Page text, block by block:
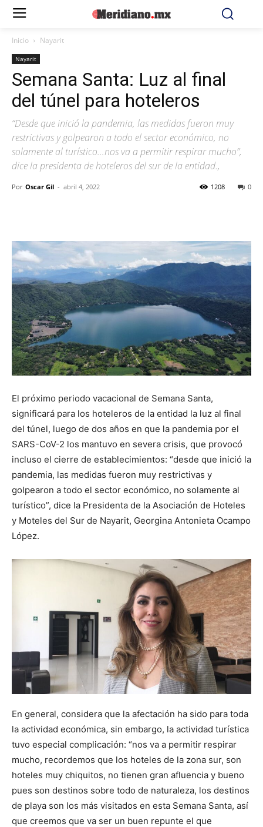
Inicio Nayarit
Nayarit
Semana Santa: Luz al final
del túnel para hoteleros
“Desde que inició la pandemia, las medidas fueron muy
restrictivas y golpearon a todo el sector económico, no
solamente al turístico…nos va a permitir respirar mucho”,
dice la presidenta de hoteleros del sur de la entidad.,
Por Oscar Gil - abril 4, 2022 0
1208
El próximo periodo vacacional de Semana Santa,
significará para los hoteleros de la entidad la luz al final
del túnel, luego de dos años en que la pandemia por el
SARS-CoV-2 los mantuvo en severa crisis, que provocó
incluso el cierre de establecimientos: “desde que inició la
pandemia, las medidas fueron muy restrictivas y
golpearon a todo el sector económico, no solamente al
turístico”, dice la Presidenta de la Asociación de Hoteles
y Moteles del Sur de Nayarit, Georgina Antonieta Ocampo
López.
En general, considera que la afectación ha sido para toda
la actividad económica, sin embargo, la actividad turística
tuvo especial complicación: “nos va a permitir respirar
mucho, recordemos que los hoteles de la zona sur, son
hoteles muy chiquitos, no tienen gran afluencia y bueno
pues son destinos sobre todo de naturaleza, los destinos
de playa son los más visitados en esta Semana Santa, así
que creemos que va ser un buen repunte el que